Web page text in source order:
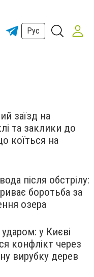
Рус
заїзд на
та заклики до
коїться на
після обстрілу:
боротьба за
озера
у Києві
конфлікт через
вирубку дерев